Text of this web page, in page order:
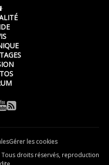
Gérer les cookies
droits réservés, reproduction